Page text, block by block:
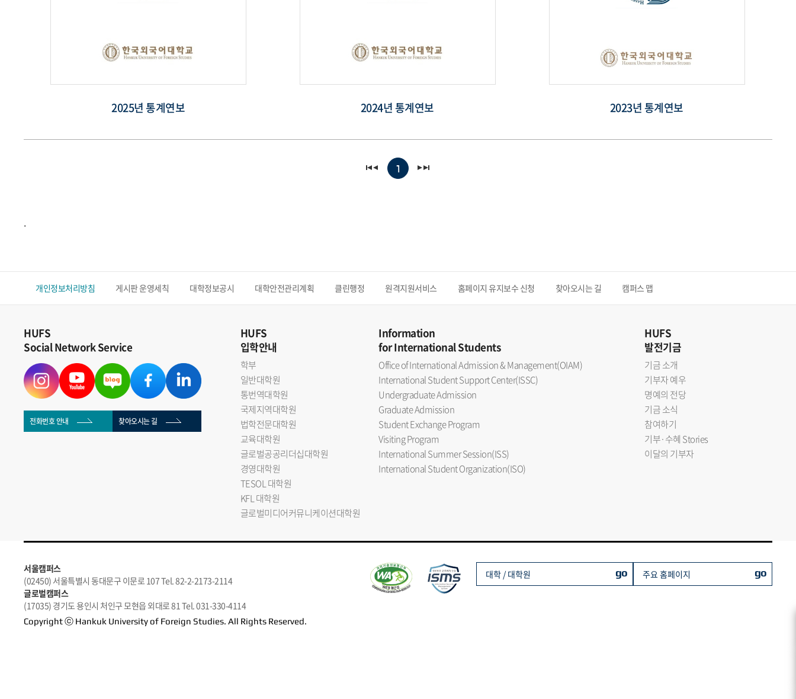
2025년 통계연보 2024년 통계연보 2023년 통계연보
1
.
개인정보처리방침 게시판 운영세칙 대학정보공시 대학안전관리계획 클린행정 원격지원서비스 홈페이지 유지보수 신청 찾아오시는 길 캠퍼스 맵
HUFS
Social Network Service
전화번호 안내 찾아오시는 길
HUFS
입학안내
학부
일반대학원
통번역대학원
국제지역대학원
법학전문대학원
교육대학원
글로벌공공리더십대학원
경영대학원
TESOL 대학원
KFL 대학원
글로벌미디어커뮤니케이션대학원
Information
for International Students
Office of International Admission & Management(OIAM)
International Student Support Center(ISSC)
Undergraduate Admission
Graduate Admission
Student Exchange Program
Visiting Program
International Summer Session(ISS)
International Student Organization(ISO)
HUFS
발전기금
기금 소개
기부자 예우
명예의 전당
기금 소식
참여하기
기부·수혜 Stories
이달의 기부자
서울캠퍼스
(02450) 서울특별시 동대문구 이문로 107 Tel. 82-2-2173-2114
글로벌캠퍼스
(17035) 경기도 용인시 처인구 모현읍 외대로 81 Tel. 031-330-4114
Copyright ⓒ Hankuk University of Foreign Studies. All Rights Reserved.
대학 / 대학원 go 주요 홈페이지 go